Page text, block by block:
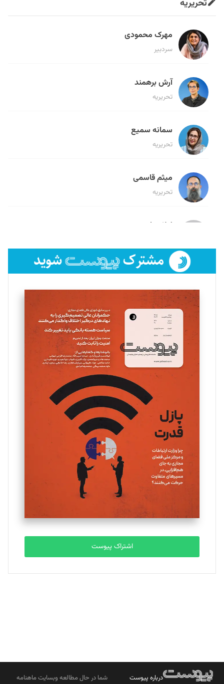
تحریریه
مهرک محمودی
سردبیر
آرش برهمند
تحریریه
سمانه سمیع
تحریریه
میثم قاسمی
تحریریه
لیلا حنارود
فائزه فتحی رستمی
تحریریه
سروش کرمیان
تحریریه
مینا پاکدل
یسنا امان‌پور
تحریریه
ملینا جعفری
تحریریه
مصطفی مسجدی آرانی
تحریریه
بابک نقاش
تحریریه
اشتراک پیوست
درباره پیوست
شما در حال مطالعه وبسایت ماهنامه